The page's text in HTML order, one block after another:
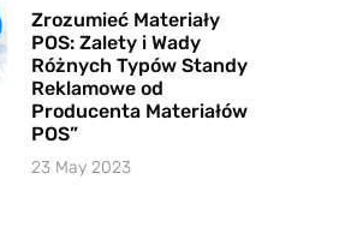
Zrozumieć Materiały
POS: Zalety i Wady
Różnych Typów Standy
Reklamowe od
Producenta Materiałów
POS”
23 May 2023